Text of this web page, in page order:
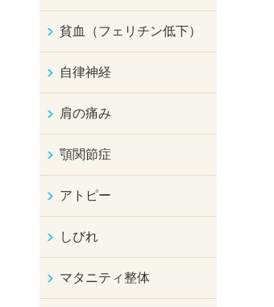
貧血（フェリチン低下）
自律神経
肩の痛み
顎関節症
アトピー
しびれ
マタニティ整体